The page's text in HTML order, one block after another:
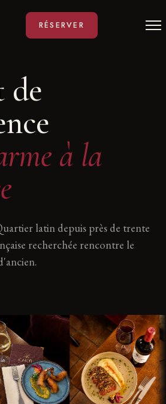
RÉSERVER
de
à la
latin depuis près de trente
recherchée rencontre le